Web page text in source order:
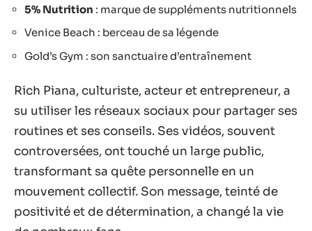
5% Nutrition : marque de suppléments nutritionnels
Venice Beach : berceau de sa légende
Gold’s Gym : son sanctuaire d’entraînement
Rich Piana, culturiste, acteur et entrepreneur, a
su utiliser les réseaux sociaux pour partager ses
routines et ses conseils. Ses vidéos, souvent
controversées, ont touché un large public,
transformant sa quête personnelle en un
mouvement collectif. Son message, teinté de
positivité et de détermination, a changé la vie